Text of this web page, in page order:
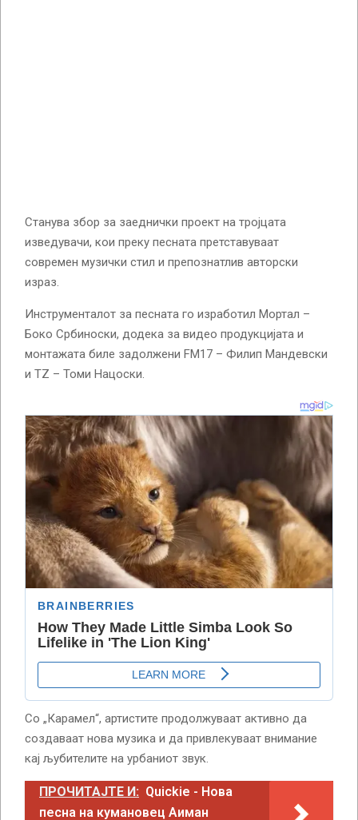
Станува збор за заеднички проект на тројцата
изведувачи, кои преку песната претставуваат
современ музички стил и препознатлив авторски
израз.
Инструменталот за песната го изработил Мортал –
Боко Србиноски, додека за видео продукцијата и
монтажата биле задолжени FM17 – Филип Мандевски
и TZ – Томи Нацоски.
Со „Карамел“, артистите продолжуваат активно да
создаваат нова музика и да привлекуваат внимание
кај љубителите на урбаниот звук.
ПРОЧИТАЈТЕ И: Quickie - Нова
песна на кумановец Аиман